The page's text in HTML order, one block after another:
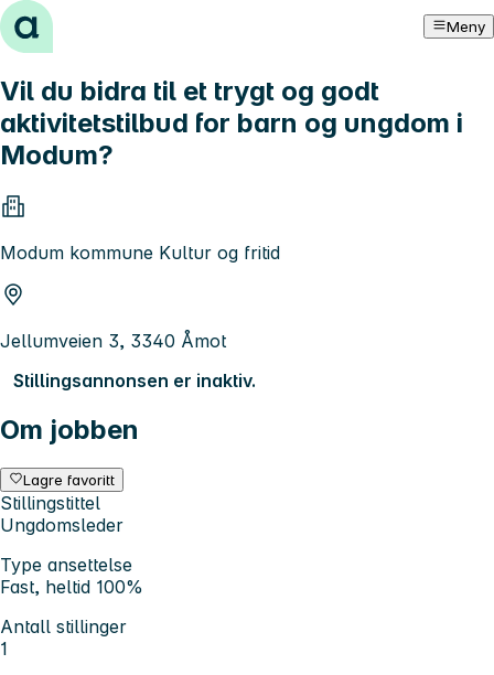
Hopp til innhold Meny
Vil du bidra til et trygt og godt
aktivitetstilbud for barn og ungdom i
Modum?
Modum kommune Kultur og fritid
Jellumveien 3, 3340 Åmot
Stillingsannonsen er inaktiv.
Om jobben
Lagre favoritt
Stillingstittel
Ungdomsleder
Type ansettelse
Fast, heltid 100%
Antall stillinger
1